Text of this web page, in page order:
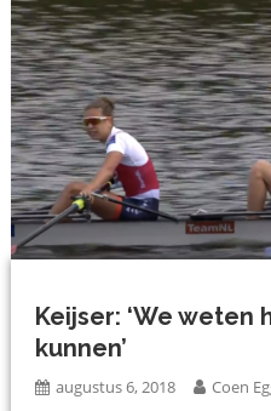
Keijser: ‘We weten
kunnen’
augustus 6, 2018 Coen